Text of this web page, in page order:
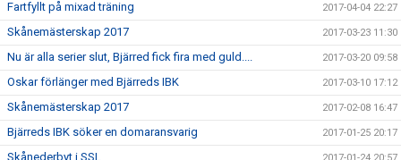
Fartfyllt på mixad träning 2017-04-04 22:27
Skånemästerskap 2017 2017-03-23 11:30
Nu är alla serier slut, Bjärred fick fira med guld.... 2017-03-20 09:58
Oskar förlänger med Bjärreds IBK 2017-03-10 17:12
Skånemästerskap 2017 2017-02-08 16:47
Bjärreds IBK söker en domaransvarig 2017-01-25 20:17
Skånederbyt i SSL 2017-01-24 20:57